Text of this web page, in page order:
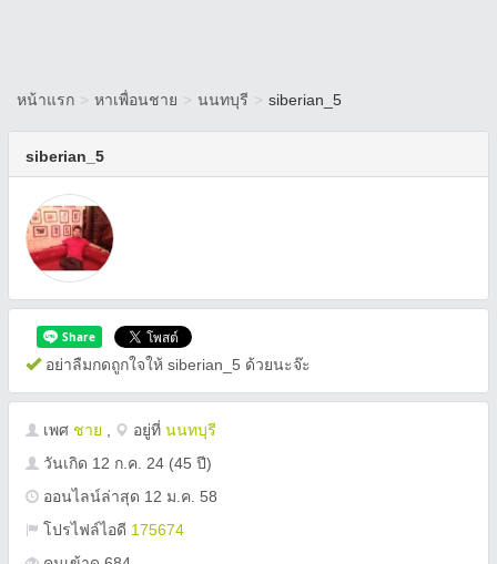
หน้าแรก > หาเพื่อนชาย > นนทบุรี > siberian_5
siberian_5
อย่าลืมกดถูกใจให้ siberian_5 ด้วยนะจ๊ะ
เพศ ชาย อยู่ที่ นนทบุรี
วันเกิด 12 ก.ค. 24 (45 ปี)
ออนไลน์ล่าสุด 12 ม.ค. 58
โปรไฟล์ไอดี 175674